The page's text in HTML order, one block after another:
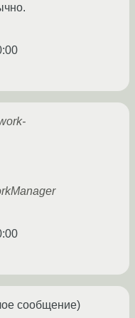
сообщение)